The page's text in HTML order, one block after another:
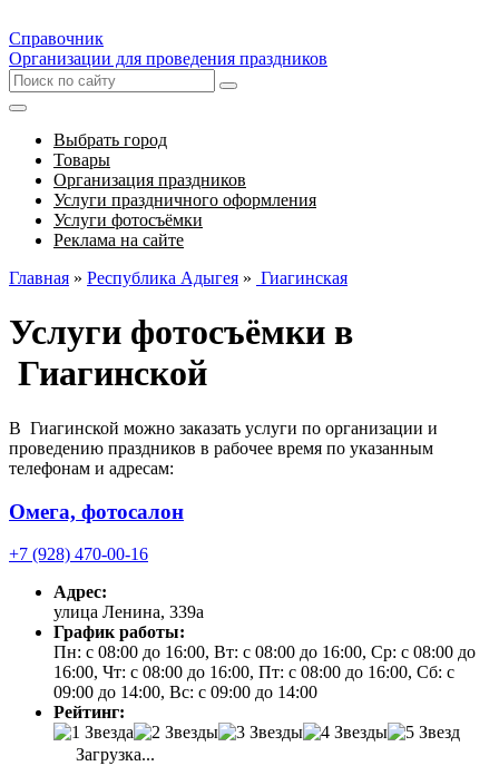
Справочник
Организации для проведения праздников
Выбрать город
Товары
Организация праздников
Услуги праздничного оформления
Услуги фотосъёмки
Реклама на сайте
Главная » Республика Адыгея » Гиагинская
Услуги фотосъёмки в
Гиагинской
В Гиагинской можно заказать услуги по организации и
проведению праздников в рабочее время по указанным
телефонам и адресам:
Омега, фотосалон
+7 (928) 470-00-16
Адрес:
улица Ленина, 339а
График работы:
Пн: с 08:00 до 16:00, Вт: с 08:00 до 16:00, Ср: с 08:00 до
16:00, Чт: с 08:00 до 16:00, Пт: с 08:00 до 16:00, Сб: с
09:00 до 14:00, Вс: с 09:00 до 14:00
Рейтинг:
Загрузка...